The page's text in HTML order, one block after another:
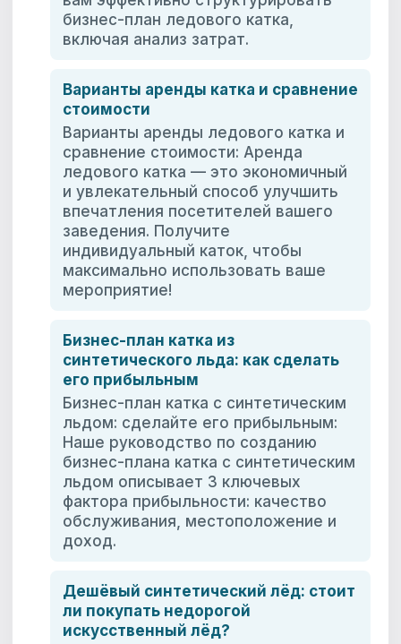
бизнес-план ледового катка,
включая анализ затрат.
Варианты аренды катка и сравнение
стоимости
Варианты аренды ледового катка и
сравнение стоимости: Аренда
ледового катка — это экономичный
и увлекательный способ улучшить
впечатления посетителей вашего
заведения. Получите
индивидуальный каток, чтобы
максимально использовать ваше
мероприятие!
Бизнес-план катка из
синтетического льда: как сделать
его прибыльным
Бизнес-план катка с синтетическим
льдом: сделайте его прибыльным:
Наше руководство по созданию
бизнес-плана катка с синтетическим
льдом описывает 3 ключевых
фактора прибыльности: качество
обслуживания, местоположение и
доход.
Дешёвый синтетический лёд: стоит
ли покупать недорогой
искусственный лёд?